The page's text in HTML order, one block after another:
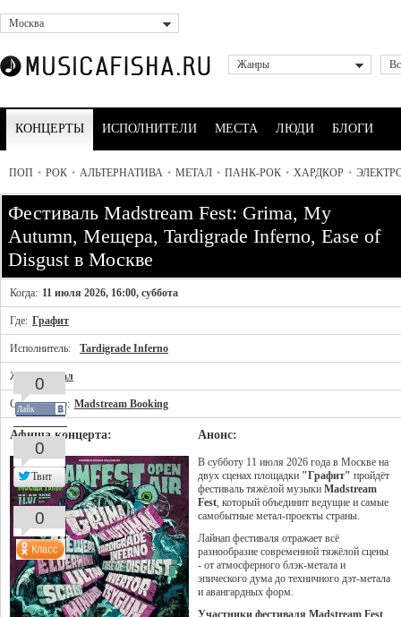
Москва
Жанры
КОНЦЕРТЫ ИСПОЛНИТЕЛИ МЕСТА ЛЮДИ БЛОГИ
ПОП • РОК • АЛЬТЕРНАТИВА • МЕТАЛ • ПАНК-РОК • ХАРДКОР •
Фестиваль Madstream Fest: Grima, My
Autumn, Мещера, Tardigrade Inferno, Ease of
Disgust в Москве
Когда: 11 июля 2026, 16:00, суббота
Где: Графит
Исполнитель: Tardigrade Inferno
Жанр: Метал
Организатор: Madstream Booking
Афиша концерта: Анонс:
В субботу 11 июля 2026 года в Москве на
двух сценах площадки "Графит" пройдёт
фестиваль тяжёлой музыки Madstream
Fest, который объединит ведущие и самые
самобытные метал-проекты страны.
Лайнап фестиваля отражает всё
разнообразие современной тяжёлой сцены
- от атмосферного блэк-метала и
эпического дума до техничного дэт-метала
и авангардных форм.
Участники фестиваля Madstream Fest
0
Лайк
0
Твит
0